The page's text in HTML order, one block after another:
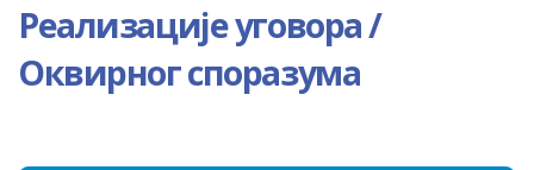
Реализације уговора /
Оквирног споразума